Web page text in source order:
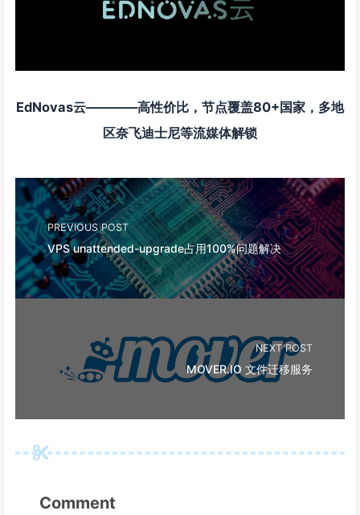
EdNovas云————高性价比，节点覆盖80+国家，多地
区奈飞迪士尼等流媒体解锁
PREVIOUS POST
VPS unattended-upgrade占用100%问题解决
NEXT POST
MOVER.IO 文件迁移服务
Comment